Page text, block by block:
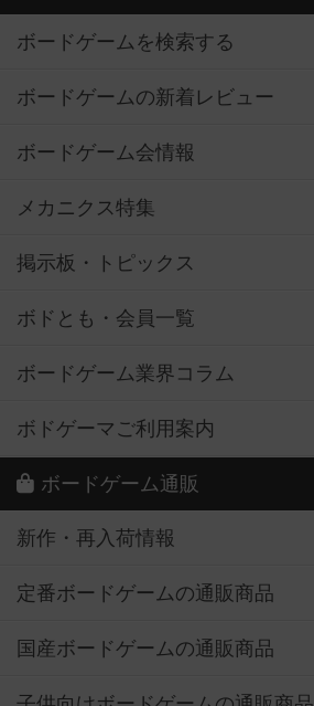
ボードゲームを検索する
ボードゲームの新着レビュー
ボードゲーム会情報
メカニクス特集
掲示板・トピックス
ボドとも・会員一覧
ボードゲーム業界コラム
ボドゲーマご利用案内
ボードゲーム通販
新作・再入荷情報
定番ボードゲームの通販商品
国産ボードゲームの通販商品